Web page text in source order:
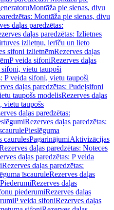
Montāža pie sienas, divu
Montāža pie sienas, divu
daļas paredzētas:
daļas paredzētas: Izlietnes
izlietņu, ierīču un lieto
sifoni izlietnēmRezerves daļas
P veida sifoniRezerves daļas
sifoni, vietu taupoši
P veida sifoni, vietu taupoši
daļas paredzētas: Pudeļsifoni
taupošs modelisRezerves daļas
vietu taupošs
daļas paredzētas:
Rezerves daļas paredzētas:
Pieslēguma
caurulesPagarinājumiAktivizācijas
daļas paredzētas: Noteces
daļas paredzētas: P veida
Rezerves daļas paredzētas:
īscauruleRezerves daļas
PiederumiRezerves daļas
piederumiRezerves daļas
P veida sifoniRezerves daļas